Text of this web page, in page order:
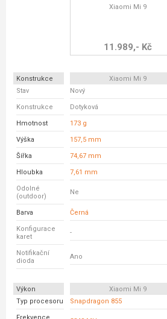
Xiaomi Mi 9
11.989,- Kč
Konstrukce Xiaomi Mi 9
Stav
Nový
Konstrukce Dotyková
Hmotnost 173 g
Výška 157,5 mm
Šířka 74,67 mm
Hloubka 7,61 mm
Odolné
(outdoor)
Ne
Barva Černá
Konfigurace
karet
-
Notifikační
dioda
Ano
Výkon Xiaomi Mi 9
Typ procesoru
Snapdragon 855